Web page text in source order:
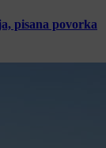
pisana povorka